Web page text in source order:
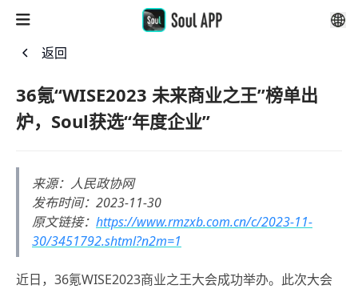
返回
36氪“WISE2023 未来商业之王”榜单出
炉，Soul获选“年度企业”
来源：人民政协网
发布时间：2023-11-30
原文链接： https://www.rmzxb.com.cn/c/2023-11-
30/3451792.shtml?n2m=1
近日，36氪WISE2023商业之王大会成功举办。此次大会